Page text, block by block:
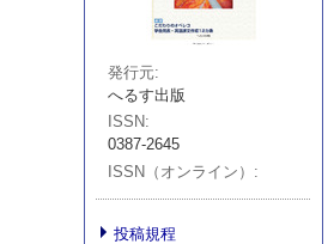
発行元
へるす出版
ISSN
0387-2645
ISSN（オンライン）
投稿規程